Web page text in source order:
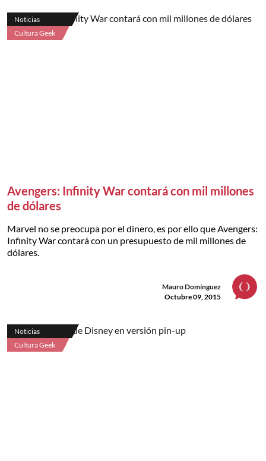
Noticias
Cultura Geek
Avengers: Infinity War contará con mil millones
de dólares
Marvel no se preocupa por el dinero, es por ello que Avengers:
Infinity War contará con un presupuesto de mil millones de
dólares.
Mauro Domínguez
Octubre 09, 2015
Noticias
Cultura Geek